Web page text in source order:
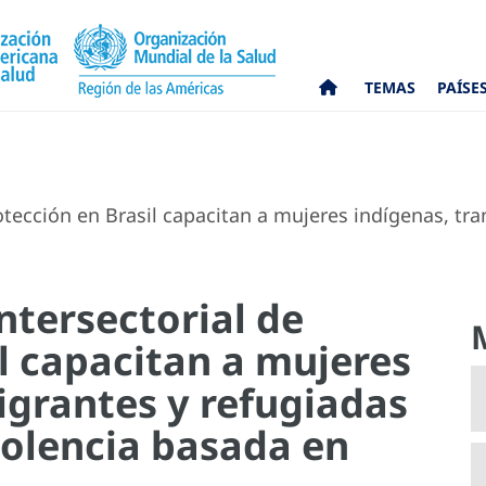
TEMAS
en Brasil capacitan a mujeres indígenas,
de
capacitan a mujeres
y refugiadas
basada en